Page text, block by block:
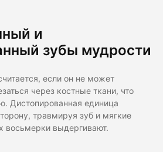
и
зубы мудрости
если он не может
через костные ткани, что
Дистопированная единица
травмируя зуб и мягкие
восьмерки выдергивают.